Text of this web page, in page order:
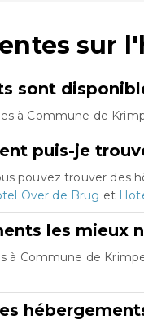
sur
sont
à Commune de
puis-je
pouvez trouver des
Over de Brug et
les mieux
à Commune de